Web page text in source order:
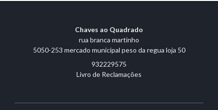
Chaves ao Quadrado
rua branca martinho
5050-253 mercado municipal peso da regua loja 50
932229575
Livro de Reclamações